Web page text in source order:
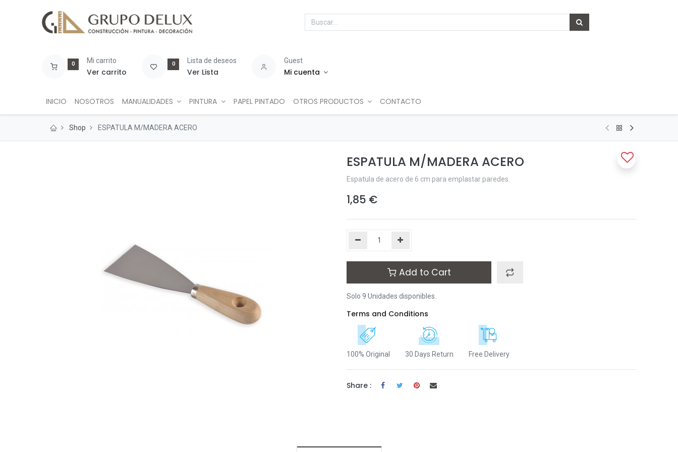
0 Mi carrito
Ver carrito
0 Lista de deseos
Ver Lista
Guest
Mi cuenta
INICIO NOSOTROS MANUALIDADES PINTURA PAPEL PINTADO OTROS PRODUCTOS CONTACTO
Shop ESPATULA M/MADERA ACERO
ESPATULA M/MADERA ACERO
Espatula de acero de 6 cm para emplastar paredes.
1,85 €
Add to Cart
Solo 9 Unidades disponibles.
Terms and Conditions
100% Original 30 Days Return Free Delivery
Share :